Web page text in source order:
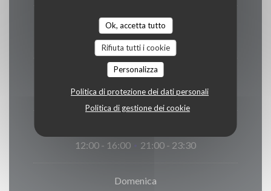
Ok, accetta tutto
Rifiuta tutti i cookie
Personalizza
Politica di protezione dei dati personali
Politica di gestione dei cookie
Giovedi
12:00 - 14:00 • 18:30 - 22:30
Venerdi
12:00 - 14:00 • 18:30 - 23:00
12:00 - 16:00 • 21:00 - 23:30
Domenica